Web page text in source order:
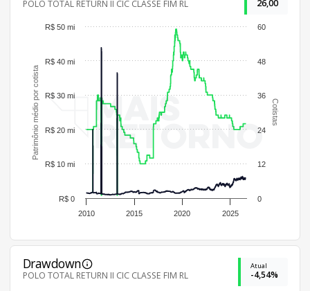
POLO TOTAL RETURN II CIC CLASSE FIM RL 26,00
Cotistas
Patrimônio médio por cotista
2010 2015 2020 2025
0
12
24
36
48
60
R$ 0
R$ 10 mi
R$ 20 mi
R$ 30 mi
R$ 40 mi
R$ 50 mi
Drawdown
POLO TOTAL RETURN II CIC CLASSE FIM RL
Atual
-4,54%